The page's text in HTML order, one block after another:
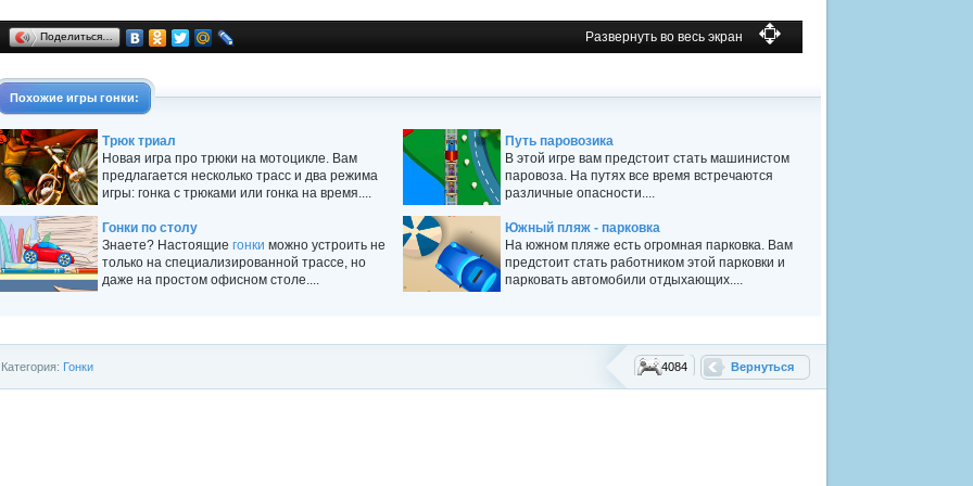
Поделиться… Развернуть во весь экран
Похожие игры гонки:
Трюк триал
Новая игра про трюки на мотоцикле. Вам
предлагается несколько трасс и два режима
игры: гонка с трюками или гонка на время....
Путь паровозика
В этой игре вам предстоит стать машинистом
паровоза. На путях все время встречаются
различные опасности....
Гонки по столу
Знаете? Настоящие гонки можно устроить не
только на специализированной трассе, но
даже на простом офисном столе....
Южный пляж - парковка
На южном пляже есть огромная парковка. Вам
предстоит стать работником этой парковки и
парковать автомобили отдыхающих....
Вернуться
4084
Категория: Гонки